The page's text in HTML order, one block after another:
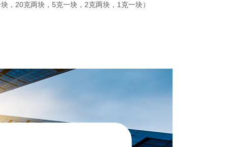
，20克两块，5克一块，2克两块，1克一块）